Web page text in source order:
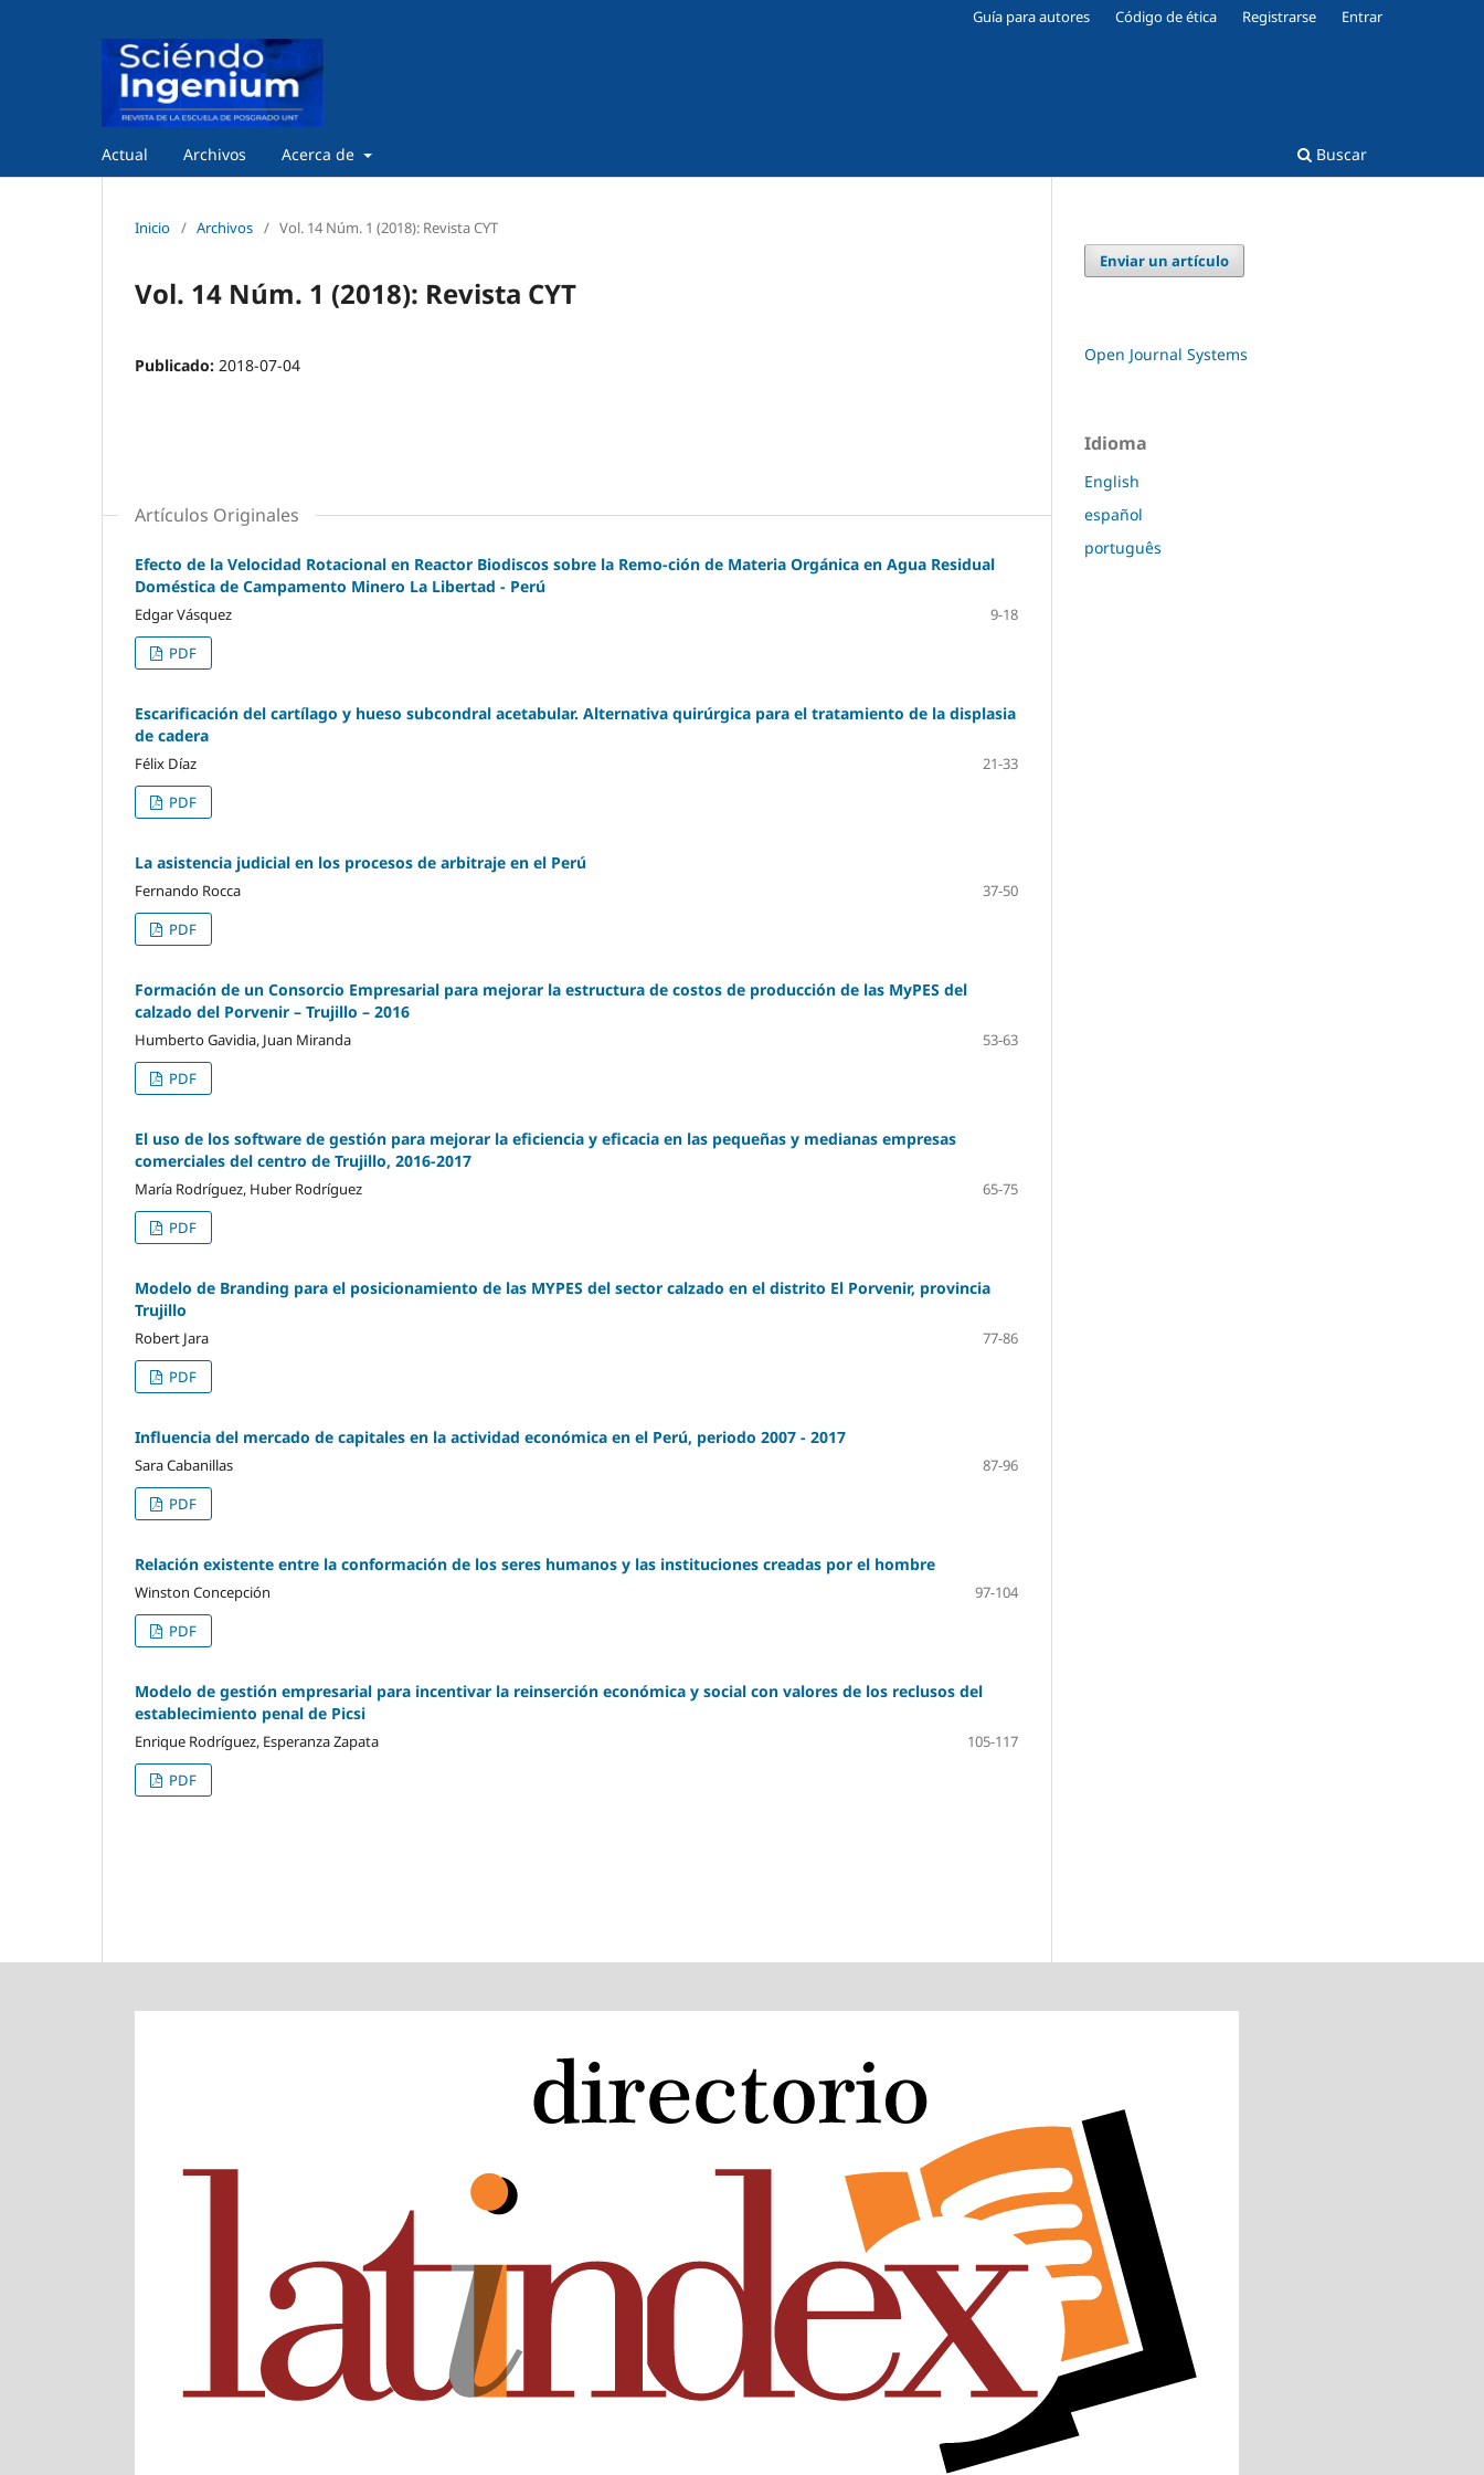
Actual Archivos Acerca de Buscar
Guía para autores Código de ética Registrarse Entrar
Inicio / Archivos / Vol. 14 Núm. 1 (2018): Revista CYT
Vol. 14 Núm. 1 (2018): Revista CYT
Publicado: 2018-07-04
Artículos Originales
Efecto de la Velocidad Rotacional en Reactor Biodiscos sobre la Remo-ción de Materia Orgánica en Agua Residual
Doméstica de Campamento Minero La Libertad - Perú
Edgar Vásquez
9-18
PDF
Escarificación del cartílago y hueso subcondral acetabular. Alternativa quirúrgica para el tratamiento de la displasia
de cadera
Félix Díaz
21-33
PDF
La asistencia judicial en los procesos de arbitraje en el Perú
Fernando Rocca
37-50
PDF
Formación de un Consorcio Empresarial para mejorar la estructura de costos de producción de las MyPES del
calzado del Porvenir – Trujillo – 2016
Humberto Gavidia, Juan Miranda
53-63
PDF
El uso de los software de gestión para mejorar la eficiencia y eficacia en las pequeñas y medianas empresas
comerciales del centro de Trujillo, 2016-2017
María Rodríguez, Huber Rodríguez
65-75
PDF
Modelo de Branding para el posicionamiento de las MYPES del sector calzado en el distrito El Porvenir, provincia
Trujillo
Robert Jara
77-86
PDF
Influencia del mercado de capitales en la actividad económica en el Perú, periodo 2007 - 2017
Sara Cabanillas
87-96
PDF
Relación existente entre la conformación de los seres humanos y las instituciones creadas por el hombre
Winston Concepción
97-104
PDF
Modelo de gestión empresarial para incentivar la reinserción económica y social con valores de los reclusos del
establecimiento penal de Picsi
Enrique Rodríguez, Esperanza Zapata
105-117
PDF
Enviar un artículo
Open Journal Systems
Idioma
English
español
português